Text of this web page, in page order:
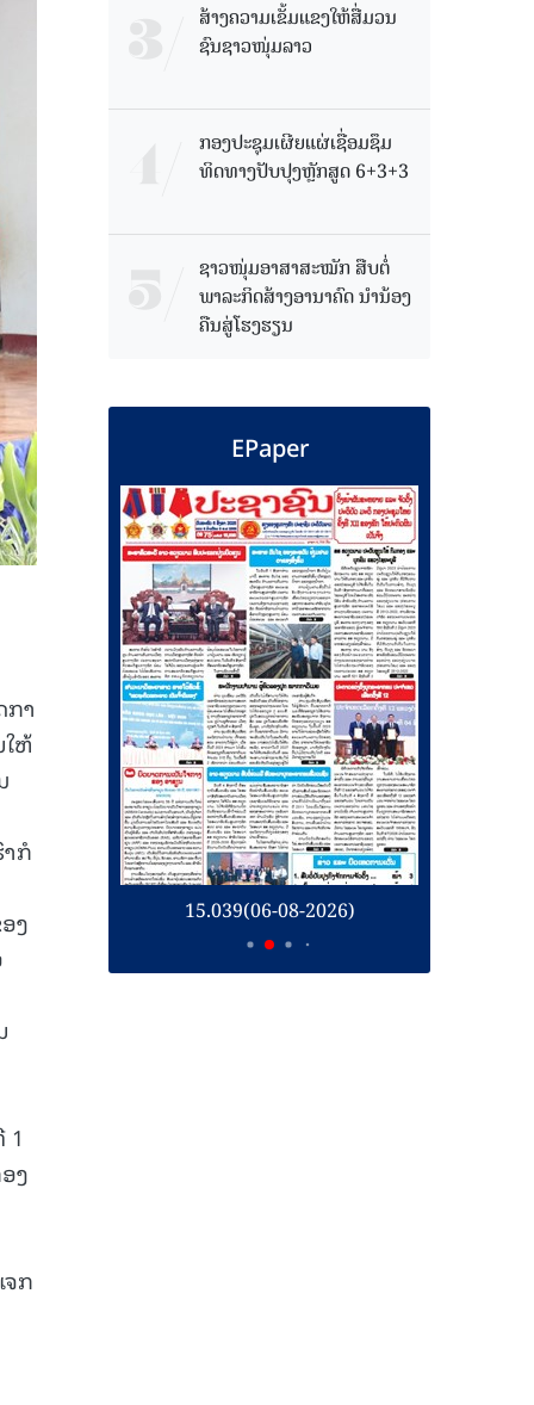
າ
ຫ້
ກໍ
ງ
1
ງ
ກ
ສ້າງຄວາມເຂັ້ມແຂງໃຫ້ສື່ມວນ
ຊົນຊາວໜຸ່ມລາວ
ກອງປະຊຸມເຜີຍແຜ່ເຊື່ອມຊຶມ
ທິດທາງປັບປຸງຫຼັກສູດ 6+3+3
ຊາວໜຸ່ມອາສາສະໝັກ ສືບຕໍ່
ພາລະກິດສ້າງອານາຄົດ ນໍານ້ອງ
ຄືນສູ່ໂຮງຮຽນ
EPaper
15.039(06-08-2026)